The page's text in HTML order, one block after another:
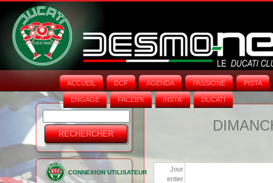
ACCUEIL DCF AGENDA PASSIONE PISTA
ENGAGE FACEB'K INSTA‘ DUCATI
Formulaire
de
recherche
CONNEXION UTILISATEUR
Jour
entier